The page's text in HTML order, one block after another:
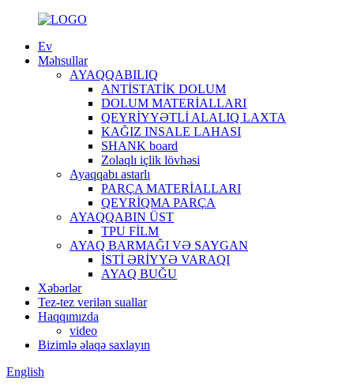
Ev
Məhsullar
AYAQQABILIQ
ANTİSTATİK DOLUM
DOLUM MATERİALLARI
QEYRİYYƏTLİ ALALIQ LAXTA
KAĞIZ INSALE LAHASI
SHANK board
Zolaqlı içlik lövhəsi
Ayaqqabı astarlı
PARÇA MATERİALLARI
QEYRİQMA PARÇA
AYAQQABIN ÜST
TPU FİLM
AYAQ BARMAĞI VƏ SAYGAN
İSTİ ƏRİYYƏ VARAQI
AYAQ BUĞU
Xəbərlər
Tez-tez verilən suallar
Haqqımızda
video
Bizimlə əlaqə saxlayın
English